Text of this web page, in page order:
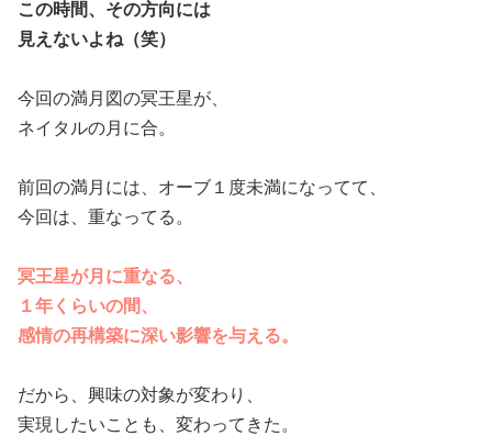
この時間、その方向には
見えないよね（笑）
今回の満月図の冥王星が、
ネイタルの月に合。
前回の満月には、オーブ１度未満になってて、
今回は、重なってる。
冥王星が月に重なる、
１年くらいの間、
感情の再構築に深い影響を与える。
だから、興味の対象が変わり、
実現したいことも、変わってきた。